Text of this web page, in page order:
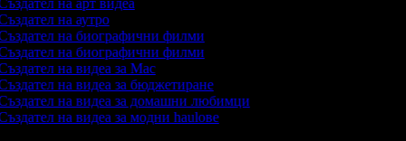
на арт видеа
на аутро
на биографични филми
на биографични филми
на видеа за Mac
на видеа за бюджетиране
на видеа за домашни любимци
на видеа за модни haulове